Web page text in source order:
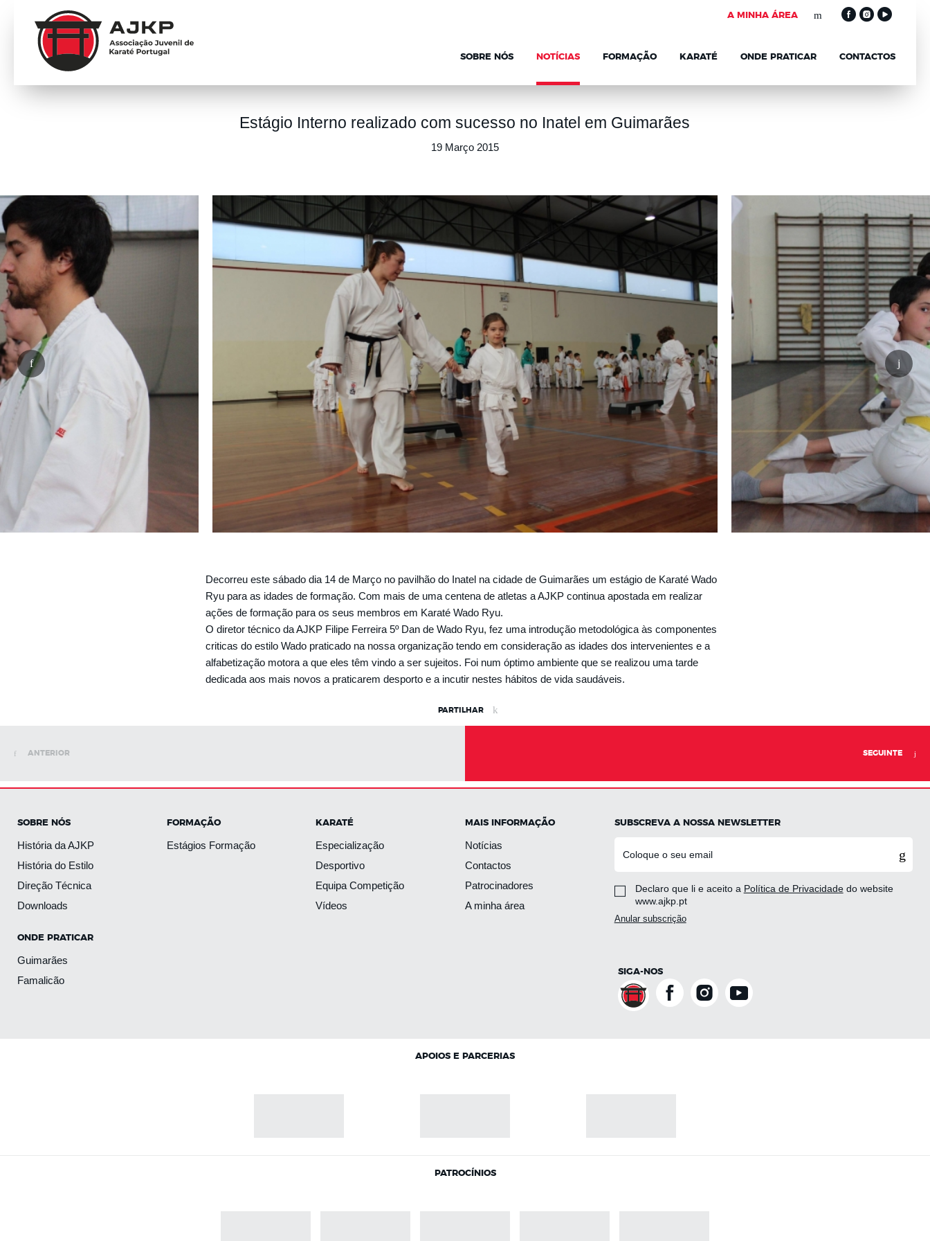
A MINHA ÁREA
SOBRE NÓS NOTÍCIAS FORMAÇÃO KARATÉ ONDE PRATICAR CONTACTOS
Estágio Interno realizado com sucesso no Inatel em Guimarães
19 Março 2015
Decorreu este sábado dia 14 de Março no pavilhão do Inatel na cidade de Guimarães um estágio de Karaté Wado
Ryu para as idades de formação. Com mais de uma centena de atletas a AJKP continua apostada em realizar
ações de formação para os seus membros em Karaté Wado Ryu.
O diretor técnico da AJKP Filipe Ferreira 5º Dan de Wado Ryu, fez uma introdução metodológica às componentes
criticas do estilo Wado praticado na nossa organização tendo em consideração as idades dos intervenientes e a
alfabetização motora a que eles têm vindo a ser sujeitos. Foi num óptimo ambiente que se realizou uma tarde
dedicada aos mais novos a praticarem desporto e a incutir nestes hábitos de vida saudáveis.
PARTILHAR
ANTERIOR SEGUINTE
SOBRE NÓS
História da AJKP
História do Estilo
Direção Técnica
Downloads
FORMAÇÃO
Estágios Formação
KARATÉ
Especialização
Desportivo
Equipa Competição
Vídeos
ONDE PRATICAR
Guimarães
Famalicão
MAIS INFORMAÇÃO
Notícias
Contactos
Patrocinadores
A minha área
SUBSCREVA A NOSSA NEWSLETTER
Declaro que li e aceito a Política de Privacidadedo website
www.ajkp.pt
Anular subscrição
SIGA-NOS
APOIOS E PARCERIAS
PATROCÍNIOS